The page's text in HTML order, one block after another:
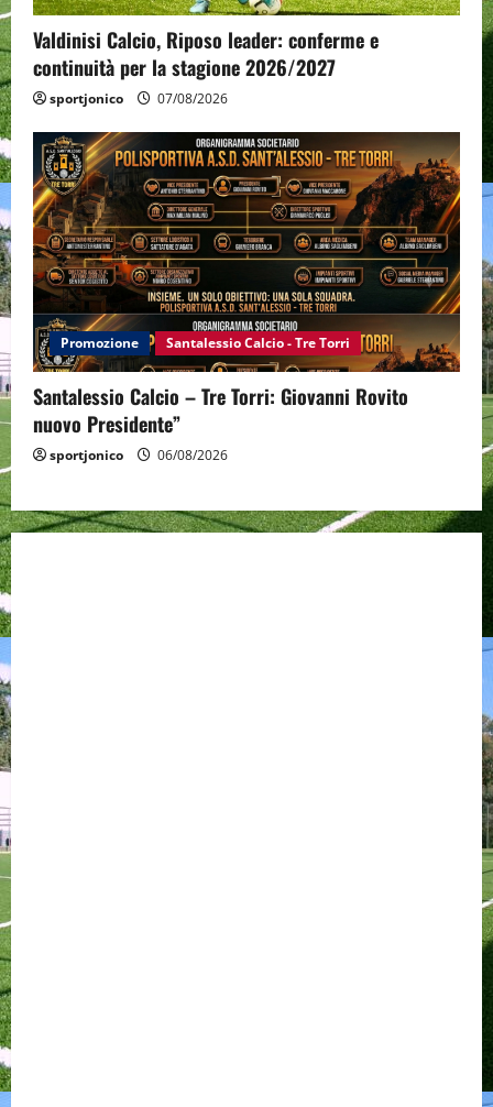
Valdinisi Calcio, Riposo leader: conferme e
continuità per la stagione 2026/2027
sportjonico 07/08/2026
Promozione Santalessio Calcio - Tre Torri
Santalessio Calcio – Tre Torri: Giovanni Rovito
nuovo Presidente”
sportjonico 06/08/2026